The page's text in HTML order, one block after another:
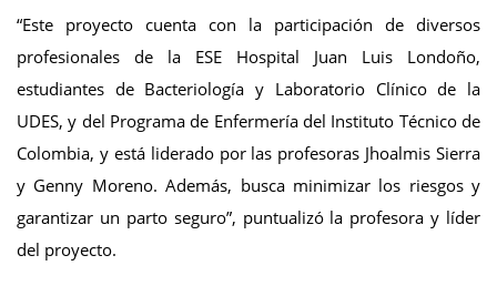
“Este proyecto cuenta con la participación de diversos
profesionales de la ESE Hospital Juan Luis Londoño,
estudiantes de Bacteriología y Laboratorio Clínico de la
UDES, y del Programa de Enfermería del Instituto Técnico de
Colombia, y está liderado por las profesoras Jhoalmis Sierra
y Genny Moreno. Además, busca minimizar los riesgos y
garantizar un parto seguro”, puntualizó la profesora y líder
del proyecto.